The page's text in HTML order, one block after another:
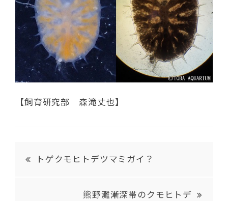
【飼育研究部 森滝丈也】
トゲクモヒトデツマミガイ？
熊野灘漸深帯のクモヒトデ